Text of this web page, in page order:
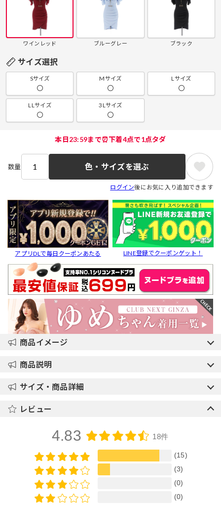
ワインレッド ブルーグレー ブラック
サイズ選択
Sサイズ
〇
Mサイズ
〇
Lサイズ
〇
LLサイズ
〇
3Lサイズ
〇
本日23:59まで⏰下着4点で1点タダ
数量 色・サイズを選ぶ
ログイン後にお気に入り追加できます
アプリDLで毎日クーポンあたる LINE登録でクーポンゲット！
商品イメージ
商品説明
サイズ・商品詳細
レビュー
4.83 18件
(15)
(3)
(0)
(0)